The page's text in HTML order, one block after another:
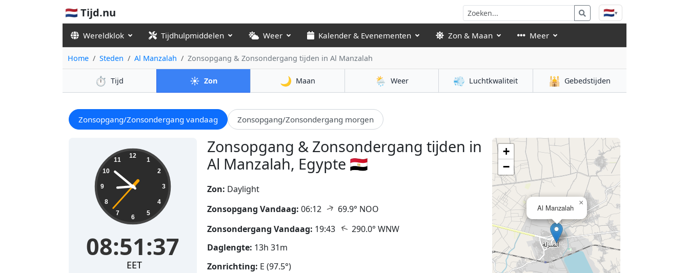
🇳🇱 Tijd.nu 🇳🇱▾
Wereldklok Tijdhulpmiddelen Weer Kalender & Evenementen Zon & Maan Meer
Home Steden Al Manzalah Zonsopgang & Zonsondergang tijden in Al Manzalah
⏱️ Tijd ☀️ Zon 🌙 Maan 🌦️ Weer 💨 Luchtkwaliteit 🕌 Gebedstijden
Zonsopgang/Zonsondergang vandaag Zonsopgang/Zonsondergang morgen
Zonsopgang & Zonsondergang tijden in
Al Manzalah, Egypte 🇪🇬
08:51:38 12
1
2
3
4
5
6
7
8
9
10
11
08:51:38
EET
Zon: Daylight
Zonsopgang Vandaag: 06:12 ↑ 69.9° NOO
Zonsondergang Vandaag: 19:43 ↑ 290.0° WNW
Daglengte: 13h 31m
Zonrichting: E (97.5°)
Al Manzalah
×
+
−